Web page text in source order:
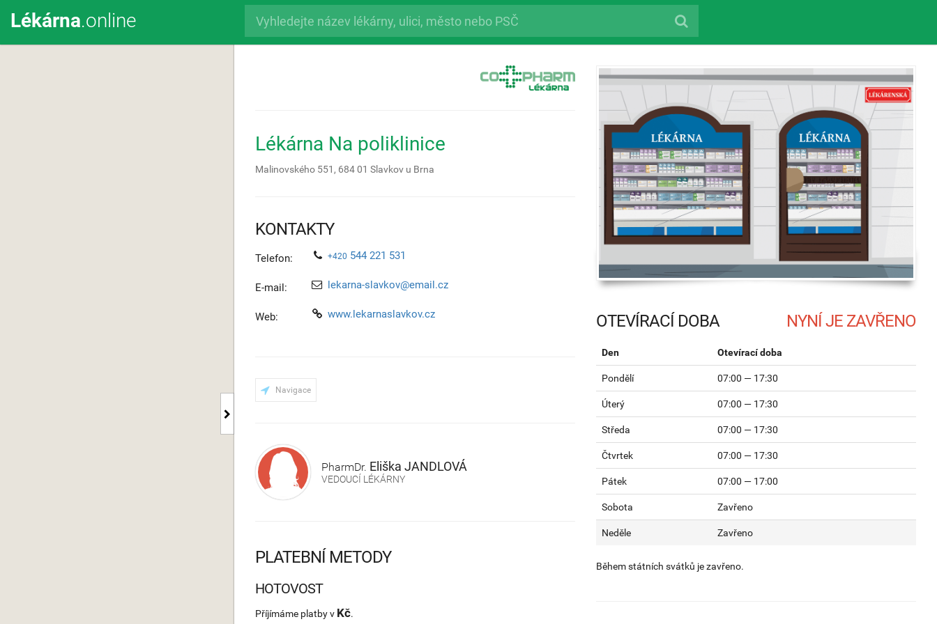
Lékárna.online
Lékárna Na poliklinice
Malinovského 551, 684 01 Slavkov u Brna
KONTAKTY
Telefon: +420 544 221 531
E-mail: lekarna-slavkov@email.cz
Web: www.lekarnaslavkov.cz
Navigace
PharmDr. Eliška JANDLOVÁ
VEDOUCÍ LÉKÁRNY
OTEVÍRACÍ DOBA
Den Otevírací doba
Pondělí 07:00 — 17:30
Úterý 07:00 — 17:30
Středa 07:00 — 17:30
Čtvrtek 07:00 — 17:30
Pátek 07:00 — 17:00
Sobota Zavřeno
Neděle Zavřeno
Během státních svátků je zavřeno.
PLATEBNÍ METODY
HOTOVOST
Příjímáme platby v Kč.